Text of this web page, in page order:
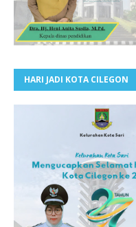
HARI JADI KOTA CILEGON